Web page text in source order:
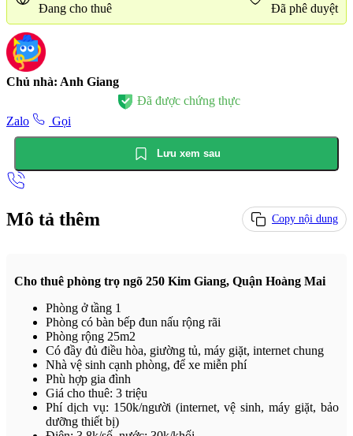
Đang cho thuê
Đã phê duyệt
Chủ nhà: Anh Giang
Đã được chứng thực
Zalo
Gọi
Lưu xem sau
Mô tả thêm Copy nội dung
Cho thuê phòng trọ ngõ 250 Kim Giang, Quận Hoàng Mai
Phòng ở tầng 1
Phòng có bàn bếp đun nấu rộng rãi
Phòng rộng 25m2
Có đầy đủ điều hòa, giường tủ, máy giặt, internet chung
Nhà vệ sinh cạnh phòng, để xe miễn phí
Phù hợp gia đình
Giá cho thuê: 3 triệu
Phí dịch vụ: 150k/người (internet, vệ sinh, máy giặt, bảo
dưỡng thiết bị)